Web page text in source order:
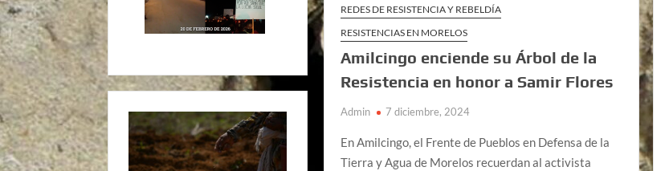
REDES DE RESISTENCIA Y REBELDÍA
RESISTENCIAS EN MORELOS
Amilcingo enciende su Árbol de la
Resistencia en honor a Samir Flores
Admin 7 diciembre, 2024
En Amilcingo, el Frente de Pueblos en Defensa de la
Tierra y Agua de Morelos recuerdan al activista